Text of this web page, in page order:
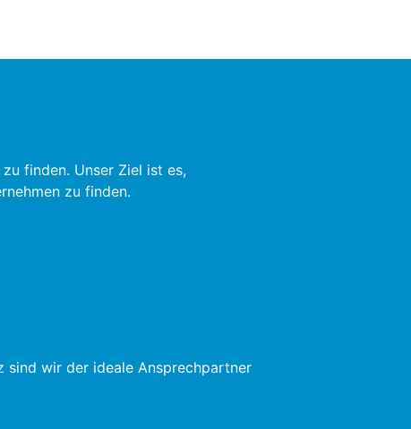
finden. Unser Ziel ist es,
zu finden.
sind wir der ideale Ansprechpartner